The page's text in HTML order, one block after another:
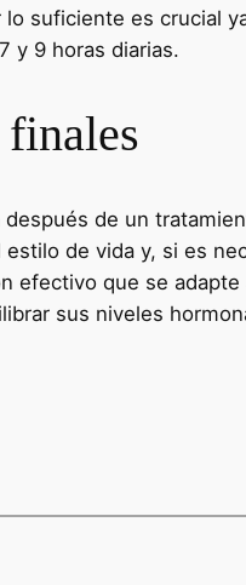
lo suficiente es crucial
y 9 horas diarias.
de un
de vida y, si es
efectivo que se
sus niveles